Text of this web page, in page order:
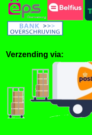
Verzending via: